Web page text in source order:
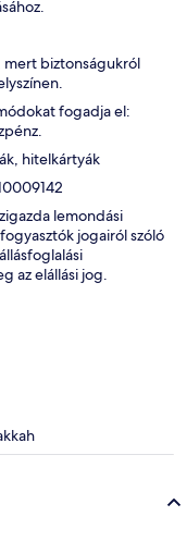
biztonságukról
fogadja el:
hitelkártyák
lemondási
jogairól szóló
az elállási jog.